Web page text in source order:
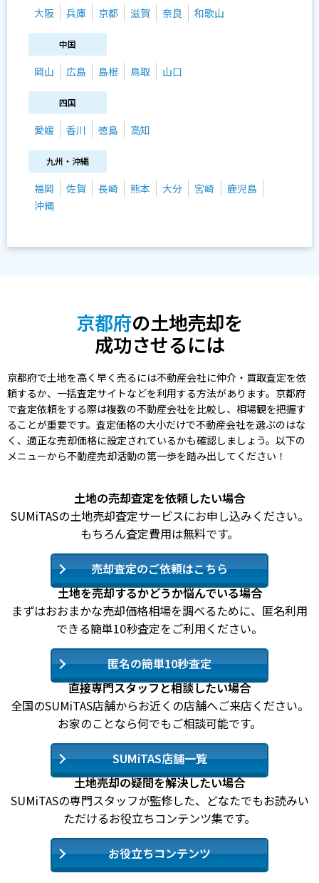
大阪 兵庫 京都 滋賀 奈良 和歌山
中国
岡山 広島 島根 鳥取 山口
四国
愛媛 香川 徳島 高知
九州・沖縄
福岡 佐賀 長崎 熊本 大分 宮崎
鹿児島
沖縄
京都府の土地売却を
成功させるには
京都府で土地を高く早く売るには不動産会社に仲介・買取査定を依
頼するか、一括査定サイトなどを利用する方法があります。京都府
で査定依頼をする際は複数の不動産会社を比較し、相場観を把握す
ることが重要です。査定価格の大小だけで不動産会社を選ぶのはな
く、適正な売却価格に設定されているかも確認しましょう。以下の
メニューから不動産売却活動の第一歩を踏み出してください！
土地の売却査定を依頼したい場合
SUMiTASの土地売却査定サービスにお申し込みください。
もちろん査定費用は無料です。
売却査定のご依頼はこちら
土地を売却するかどうか悩んでいる場合
まずはおおまかな売却価格相場を調べるために、匿名利用
できる簡単10秒査定をご利用ください。
匿名の簡単10秒査定
直接専門スタッフと相談したい場合
全国のSUMiTAS店舗からお近くの店舗へご来店ください。
お家のことなら何でもご相談可能です。
SUMiTAS店舗一覧
土地売却の疑問を解決したい場合
SUMiTASの専門スタッフが監修した、どなたでもお読みい
ただけるお役立ちコンテンツ集です。
お役立ちコンテンツ